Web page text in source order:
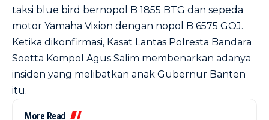
taksi blue bird bernopol B 1855 BTG dan sepeda
motor Yamaha Vixion dengan nopol B 6575 GOJ.
Ketika dikonfirmasi, Kasat Lantas Polresta Bandara
Soetta Kompol Agus Salim membenarkan adanya
insiden yang melibatkan anak Gubernur Banten
itu.
More Read